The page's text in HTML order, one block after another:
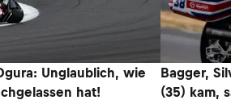
Unglaublich, wie
hat!
Bagger,
(35) kam,